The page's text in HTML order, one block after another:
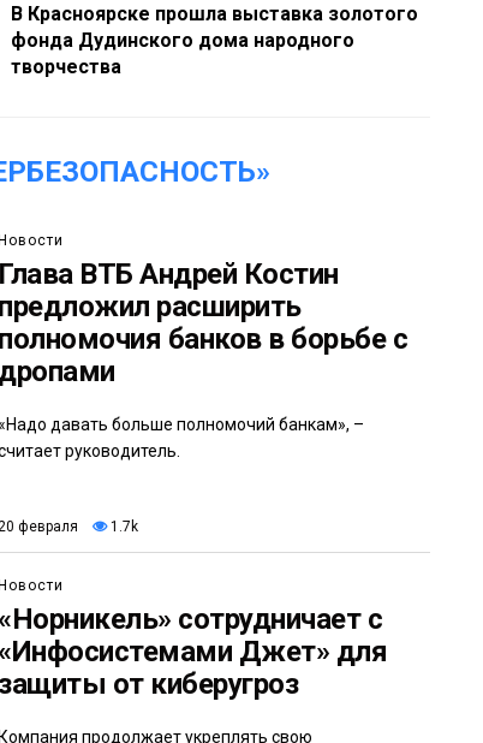
В Красноярске прошла выставка золотого
фонда Дудинского дома народного
творчества
Глава ВТБ Андрей Костин
предложил расширить
полномочия банков в борьбе с
дропами
давать больше полномочий банкам», –
руководитель.
февраля 1.7k
Новости
«Норникель» сотрудничает с
«Инфосистемами Джет» для
защиты от киберугроз
Компания продолжает укреплять свою